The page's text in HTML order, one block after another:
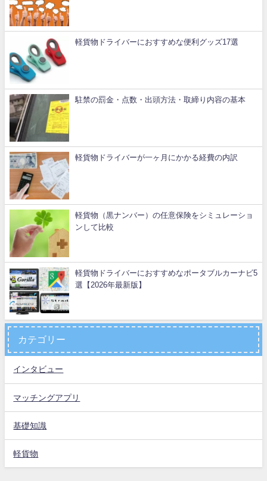
軽貨物ドライバーにおすすめな便利グッズ17選
駐禁の罰金・点数・出頭方法・取締り内容の基本
軽貨物ドライバーが一ヶ月にかかる経費の内訳
軽貨物（黒ナンバー）の任意保険をシミュレーショ
ンして比較
軽貨物ドライバーにおすすめなポータブルカーナビ5
選【2026年最新版】
カテゴリー
インタビュー
マッチングアプリ
基礎知識
軽貨物